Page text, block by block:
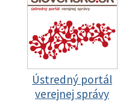
Ústredný portál
verejnej správy